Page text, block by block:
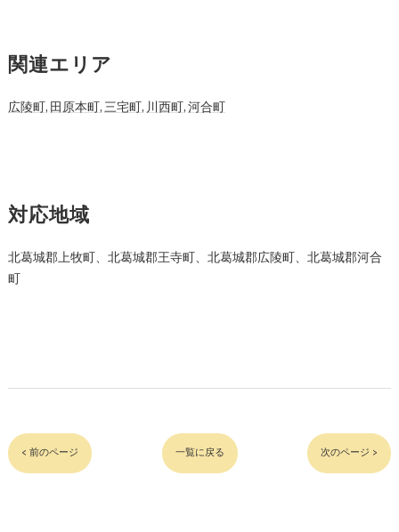
関連エリア
広陵町,田原本町,三宅町,川西町,河合町
対応地域
北葛城郡上牧町、北葛城郡王寺町、北葛城郡広陵町、北葛城郡河合
町
< 前のページ 一覧に戻る 次のページ >